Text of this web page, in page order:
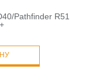
Pathfinder R51